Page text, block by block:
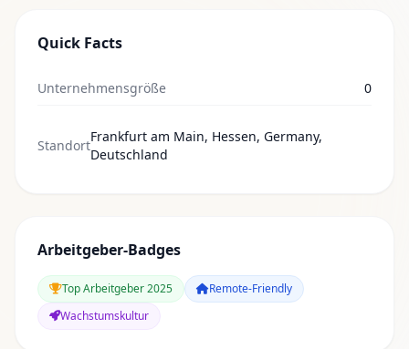
Quick Facts
Unternehmensgröße 0
Standort
Frankfurt am Main, Hessen, Germany,
Deutschland
Arbeitgeber-Badges
Top Arbeitgeber 2025
Remote-Friendly
Wachstumskultur